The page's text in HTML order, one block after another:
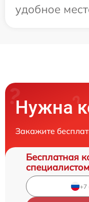
удобное
Нужна
Закажите
Бесплатная
специалистом